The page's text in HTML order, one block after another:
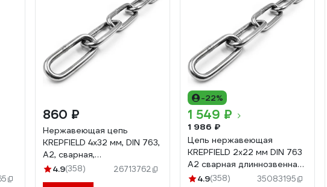
860 ₽
Нержавеющая цепь
KREPFIELD 4x32 мм, DIN 763,
А2, сварная,
длиннозвенная, 1 м
4.9(358) 26713762
-22%
1 549 ₽
1 986 ₽
Цепь нержавеющая
KREPFIELD 2x22 мм DIN 763
А2 сварная длиннозвенная
10 метров
4.9(358) 35083195